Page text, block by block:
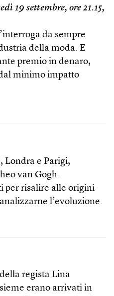
19 settembre, ore 21.15,
da sempre
della moda. E
premio in denaro,
minimo impatto
Londra e Parigi,
van Gogh.
per risalire alle origini
l’evoluzione.
regista Lina
erano arrivati in